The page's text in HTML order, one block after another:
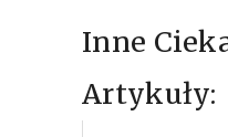
Inne
Artykuły: